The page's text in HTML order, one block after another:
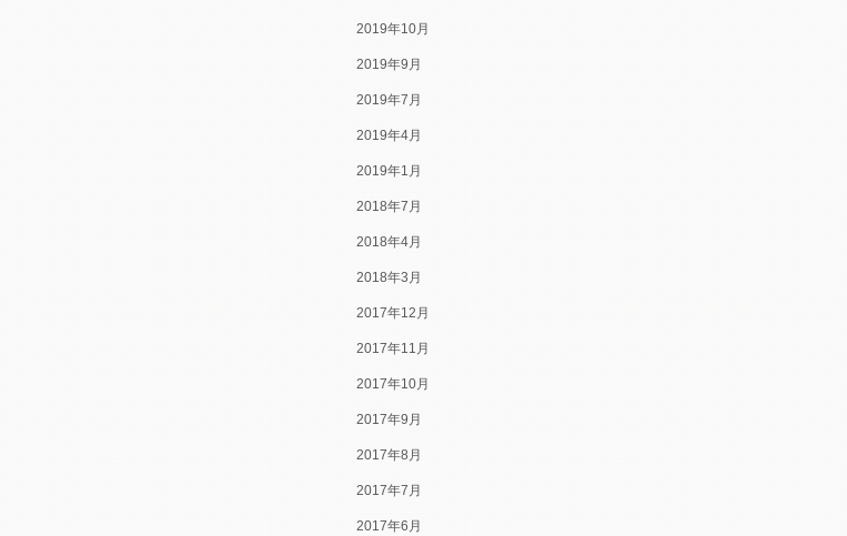
2019年10月
2019年9月
2019年7月
2019年4月
2019年1月
2018年7月
2018年4月
2018年3月
2017年12月
2017年11月
2017年10月
2017年9月
2017年8月
2017年7月
2017年6月